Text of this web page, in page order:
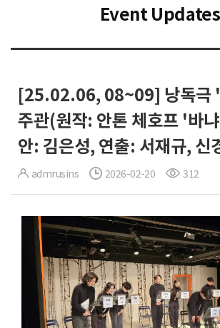
Event Updates
[25.02.06, 08~09] 낭독극
주관(원작: 안톤 체호프 '바
안: 김은성, 연출: 서재규, 신
admrusins 2026-02-20 312